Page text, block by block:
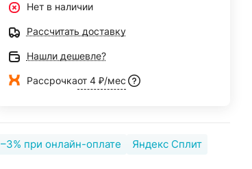
Нет в наличии
Рассчитать доставку
Нашли дешевле?
Рассрочкаот 4 ₽/мес
–3% при онлайн-оплате Яндекс Сплит